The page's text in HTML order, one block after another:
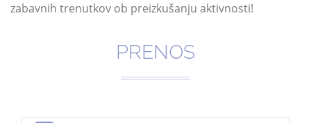
zabavnih trenutkov ob preizkušanju aktivnosti!
PRENOS